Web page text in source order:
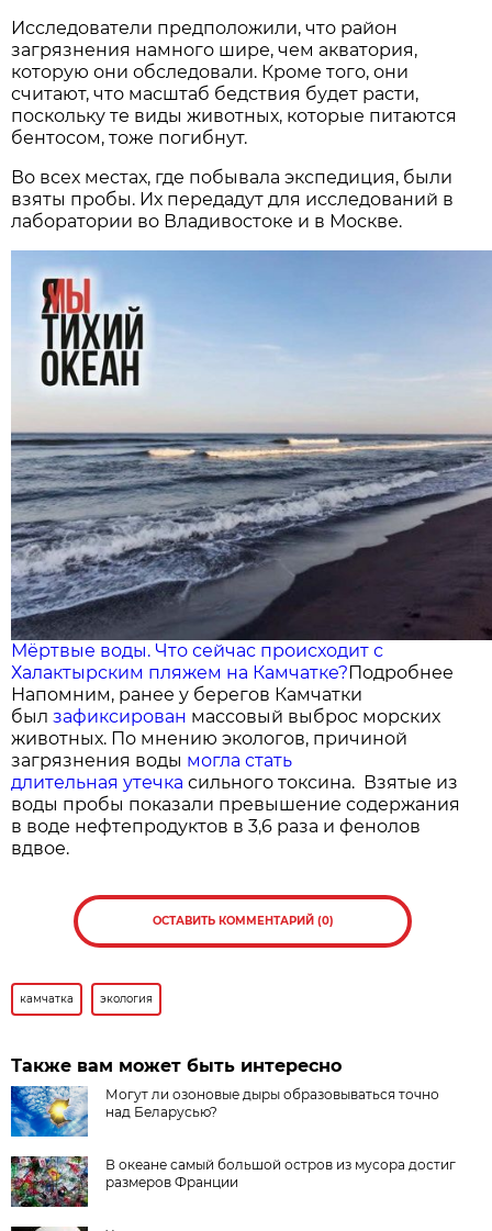
Исследователи предположили, что район
загрязнения намного шире, чем акватория,
которую они обследовали. Кроме того, они
считают, что масштаб бедствия будет расти,
поскольку те виды животных, которые питаются
бентосом, тоже погибнут.
Во всех местах, где побывала экспедиция, были
взяты пробы. Их передадут для исследований в
лаборатории во Владивостоке и в Москве.
Мёртвые воды. Что сейчас происходит с
Халактырским пляжем на Камчатке?Подробнее
Напомним, ранее у берегов Камчатки
былзафиксирован массовый выброс морских
животных. По мнению экологов, причиной
загрязнения воды могла стать
длительная утечка сильного токсина. Взятые из
воды пробы показали превышение содержания
в воде нефтепродуктов в 3,6 раза и фенолов
вдвое.
ОСТАВИТЬ КОММЕНТАРИЙ (0)
камчатка экология
Также вам может быть интересно
Могут ли озоновые дыры образовываться точно
над Беларусью?
В океане самый большой остров из мусора достиг
размеров Франции